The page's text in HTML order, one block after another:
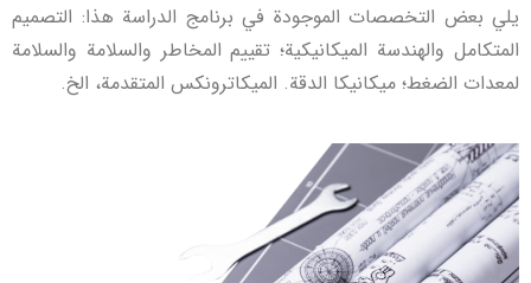
يلي بعض التخصصات الموجودة في برنامج الدراسة هذا: التصميم
المتكامل والهندسة الميكانيكية؛ تقييم المخاطر والسلامة والسلامة
لمعدات الضغط؛ ميكانيكا الدقة. الميكاترونكس المتقدمة، الخ.